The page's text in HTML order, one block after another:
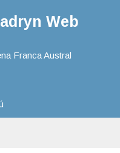
Web
Franca Austral